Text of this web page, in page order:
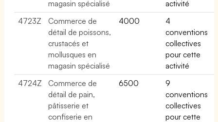
magasin spécialisé
activité
4723Z
Commerce de
détail de poissons,
crustacés et
mollusques en
magasin spécialisé
4000
4
conventions
collectives
pour cette
activité
4724Z
Commerce de
détail de pain,
pâtisserie et
confiserie en
6500
9
conventions
collectives
pour cette